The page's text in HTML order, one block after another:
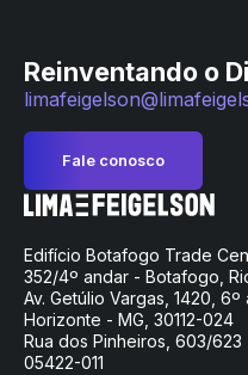
Reinventando o
Fale conosco
Edifício Botafogo Trade
352/4º andar - Botafogo,
Av. Getúlio Vargas, 1420,
Horizonte - MG, 30112-024
Rua dos Pinheiros, 603/623
05422-011